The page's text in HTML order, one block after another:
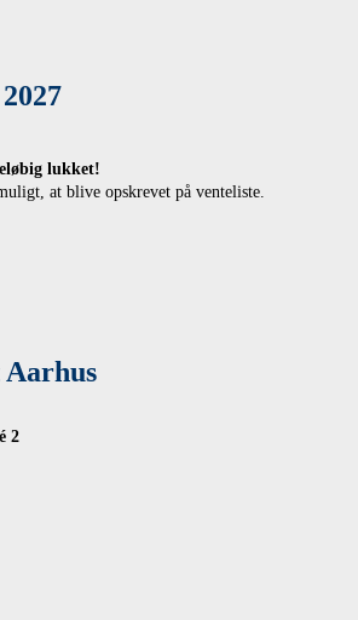
lukket!
at blive opskrevet på venteliste.
2